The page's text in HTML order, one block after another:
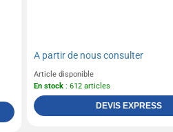
A partir de nous consulter
Article disponible
En stock : 612 articles
DEVIS EXPRESS